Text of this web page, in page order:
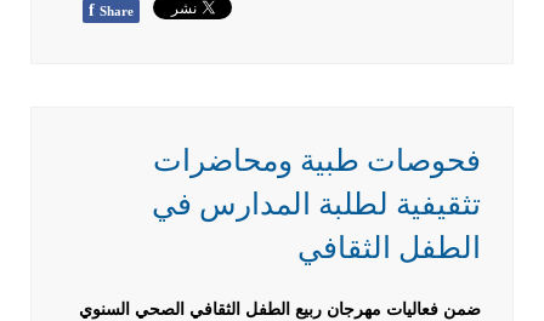
f Share
فحوصات طبية ومحاضرات
تثقيفية لطلبة المدارس في
الطفل الثقافي
ضمن فعاليات مهرجان ربيع الطفل الثقافي الصحي السنوي